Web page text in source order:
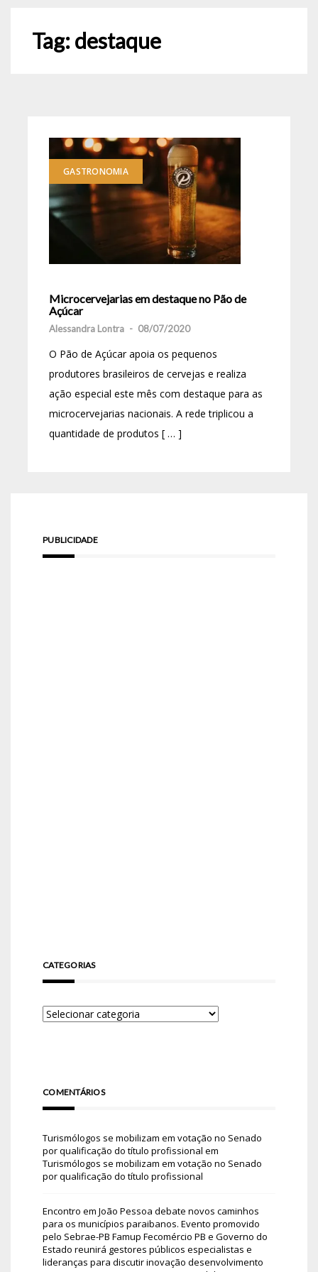
Tag:destaque
GASTRONOMIA
Microcervejarias em destaque no Pão de
Açúcar
Alessandra Lontra - 08/07/2020
O Pão de Açúcar apoia os pequenos
produtores brasileiros de cervejas e realiza
ação especial este mês com destaque para as
microcervejarias nacionais. A rede triplicou a
quantidade de produtos [ … ]
PUBLICIDADE
CATEGORIAS
COMENTÁRIOS
Turismólogos se mobilizam em votação no Senado
por qualificação do título profissional em
Turismólogos se mobilizam em votação no Senado
por qualificação do título profissional
Encontro em João Pessoa debate novos caminhos
para os municípios paraibanos. Evento promovido
pelo Sebrae-PB Famup Fecomércio PB e Governo do
Estado reunirá gestores públicos especialistas e
lideranças para discutir inovação desenvolvimento